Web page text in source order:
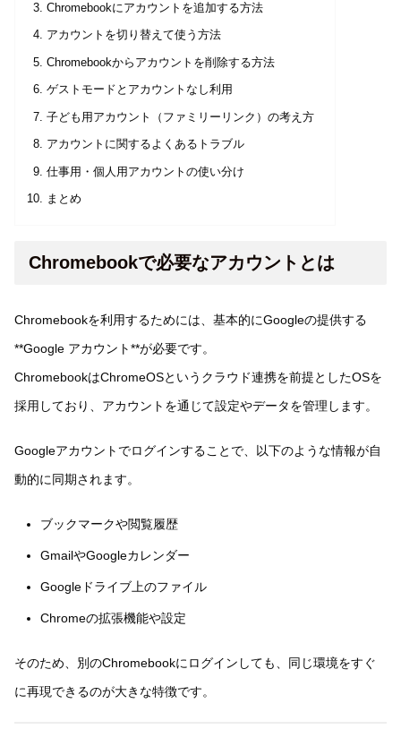
Chromebookにアカウントを追加する方法
アカウントを切り替えて使う方法
Chromebookからアカウントを削除する方法
ゲストモードとアカウントなし利用
子ども用アカウント（ファミリーリンク）の考え方
アカウントに関するよくあるトラブル
仕事用・個人用アカウントの使い分け
まとめ
Chromebookで必要なアカウントとは
Chromebookを利用するためには、基本的にGoogleの提供する
**Google アカウント**が必要です。
ChromebookはChromeOSというクラウド連携を前提としたOSを
採用しており、アカウントを通じて設定やデータを管理します。
Googleアカウントでログインすることで、以下のような情報が自
動的に同期されます。
ブックマークや閲覧履歴
GmailやGoogleカレンダー
Googleドライブ上のファイル
Chromeの拡張機能や設定
そのため、別のChromebookにログインしても、同じ環境をすぐ
に再現できるのが大きな特徴です。